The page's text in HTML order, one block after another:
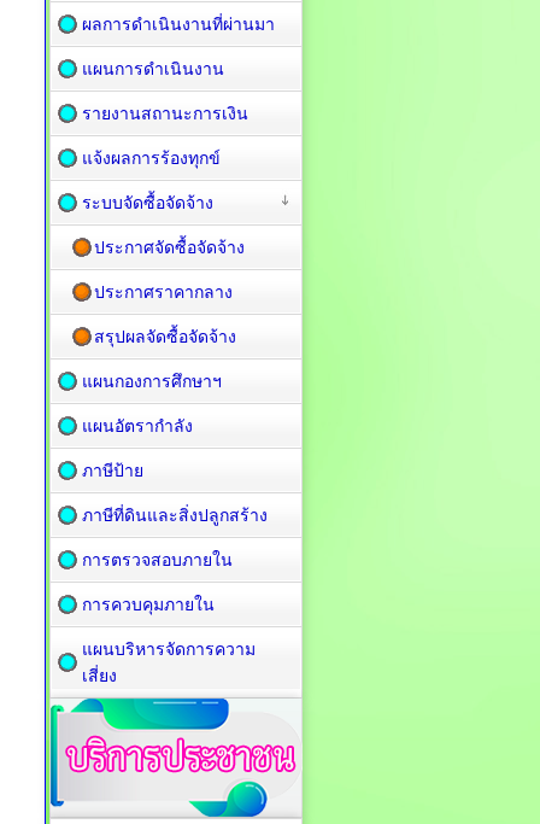
ผลการดำเนินงานที่ผ่านมา
แผนการดำเนินงาน
รายงานสถานะการเงิน
แจ้งผลการร้องทุกข์
ระบบจัดซื้อจัดจ้าง
ประกาศจัดซื้อจัดจ้าง
ประกาศราคากลาง
สรุปผลจัดซื้อจัดจ้าง
แผนกองการศึกษาฯ
แผนอัตรากำลัง
ภาษีป้าย
ภาษีที่ดินและสิ่งปลูกสร้าง
การตรวจสอบภายใน
การควบคุมภายใน
แผนบริหารจัดการความ
เสี่ยง